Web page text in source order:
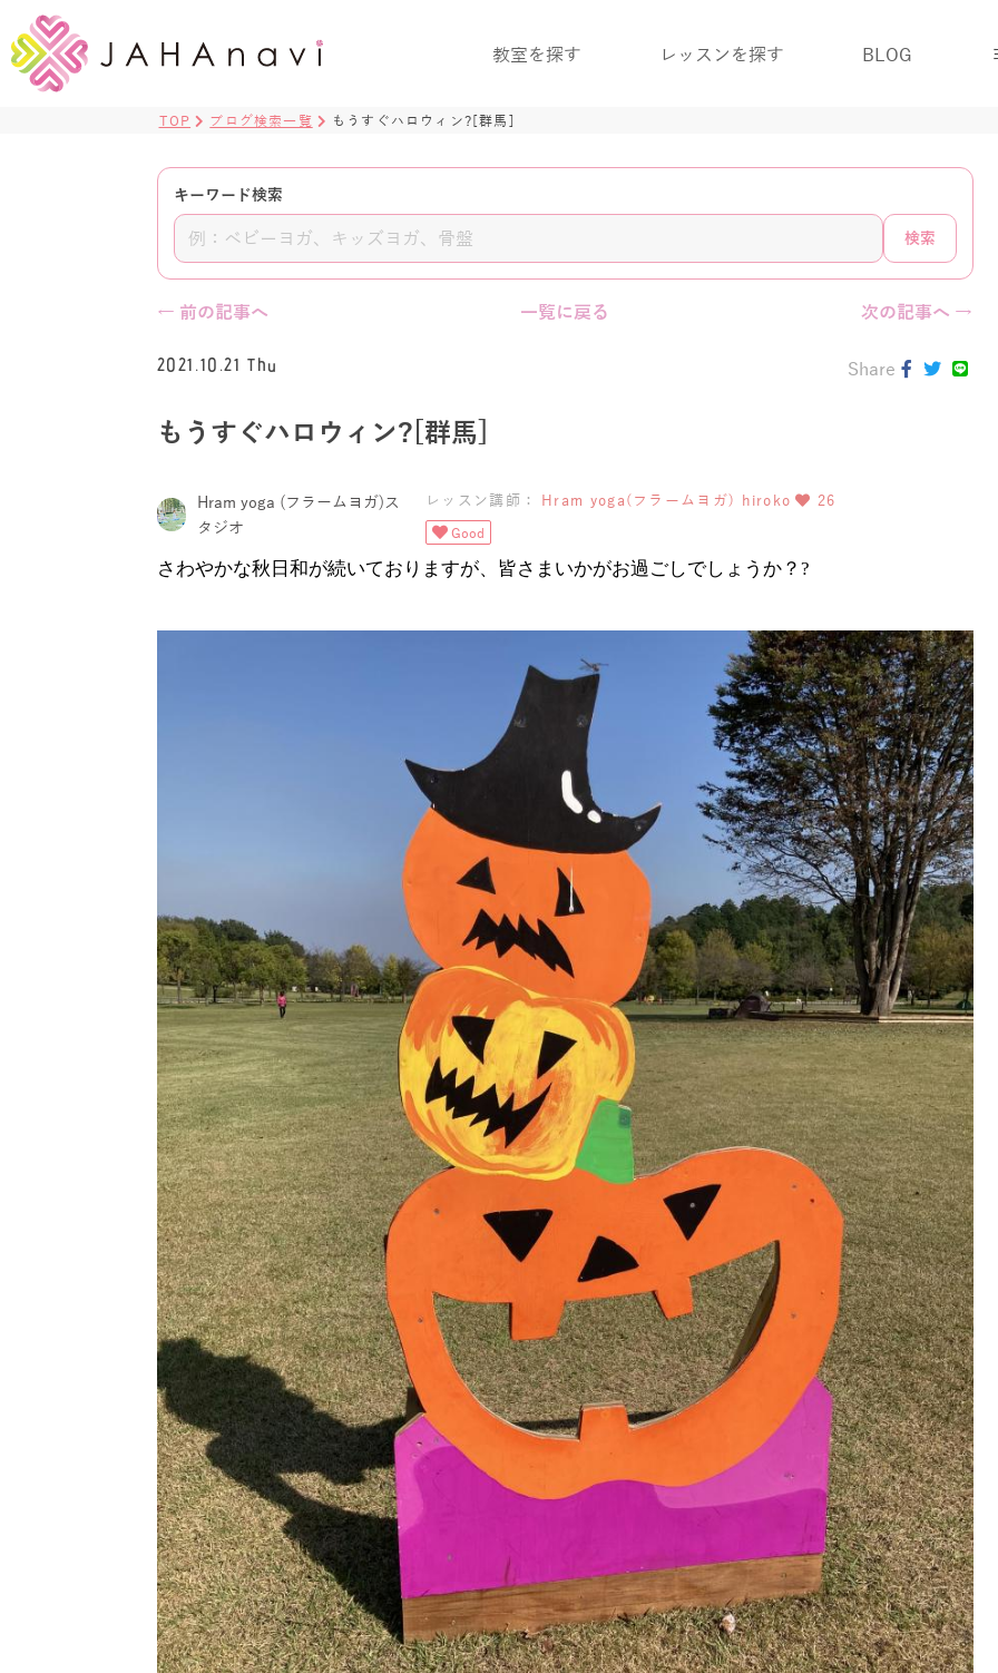
教室を探す レッスンを探す BLOG
TOP ブログ検索一覧 もうすぐハロウィン?[群馬]
キーワード検索
検索
← 前の記事へ 一覧に戻る 次の記事へ →
2021.10.21 Thu
もうすぐハロウィン?[群馬]
Hram yoga (フラームヨガ)ス
タジオ
レッスン講師： Hram yoga(フラームヨガ) hiroko 26
Good
Share
さわやかな秋日和が続いておりますが、皆さまいかがお過ごしでしょうか？?